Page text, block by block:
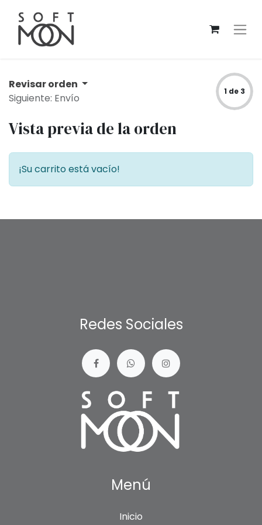
Revisar orden
Siguiente: Envío
1 de 3
Vista previa de la orden
¡Su carrito está vacío!
Redes Sociales
Menú
Inicio